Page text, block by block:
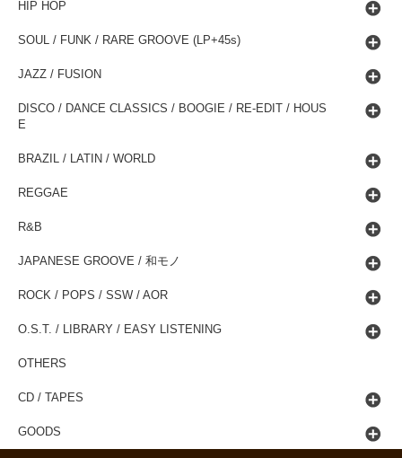
HIP HOP
SOUL / FUNK / RARE GROOVE (LP+45s)
JAZZ / FUSION
DISCO / DANCE CLASSICS / BOOGIE / RE-EDIT / HOUS
E
BRAZIL / LATIN / WORLD
REGGAE
R&B
JAPANESE GROOVE / 和モノ
ROCK / POPS / SSW / AOR
O.S.T. / LIBRARY / EASY LISTENING
OTHERS
CD / TAPES
GOODS